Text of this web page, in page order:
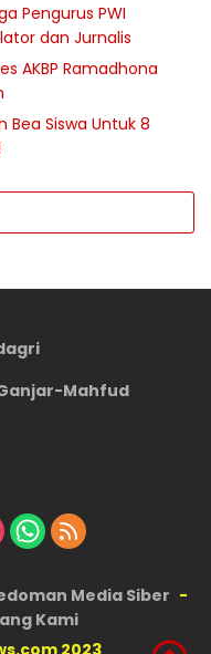
Pengurus PWI
dan Jurnalis
AKBP Ramadhona
Bea Siswa Untuk 8
Mahfud
Media Siber
Kami
2023